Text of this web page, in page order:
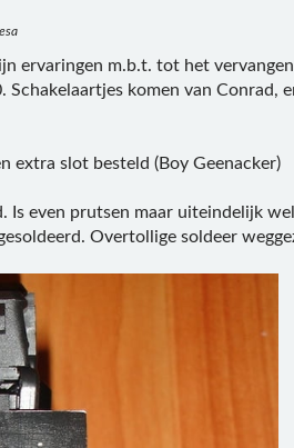
ervaringen m.b.t. tot het
Schakelaartjes komen van Conrad,
extra slot besteld (Boy Geenacker)
Is even prutsen maar uiteindelijk
Overtollige soldeer